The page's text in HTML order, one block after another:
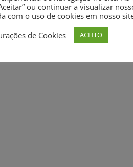
no programa.
ou continuar a visualizar
com o uso de cookies em nosso
de Cookies
ACEITO